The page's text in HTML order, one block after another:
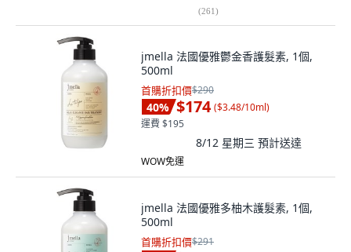
(261)
jmella 法國優雅鬱金香護髮素, 1個,
500ml
首購折扣價$290
40% $174 ($3.48/10ml)
運費 $195
8/12 星期三 預計送達
WOW免運
jmella 法國優雅多柚木護髮素, 1個,
500ml
首購折扣價$291